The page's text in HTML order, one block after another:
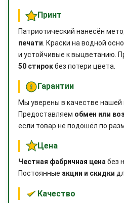
Принт
Патриотический нанесён
печати . Краски на водной
и устойчивые к выцветанию.
50 стирокбез потери цвета.
Гарантии
Мы уверены в качестве нашей
Предоставляем обмен или
если товар не подошёл по
Цена
Честная фабричная ценабез
Постоянные акции и скидки
Качество